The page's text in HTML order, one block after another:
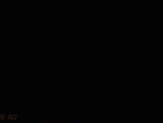
401